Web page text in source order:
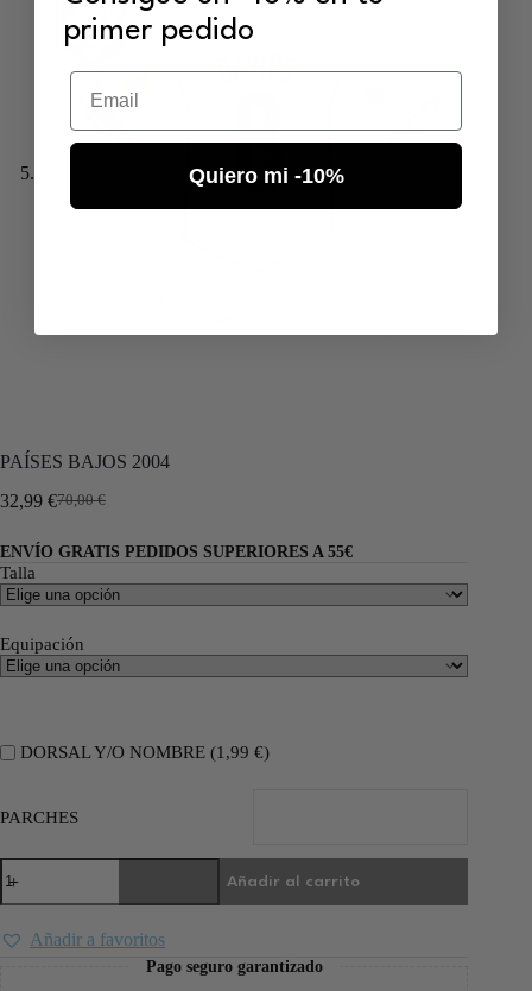
PAÍSES BAJOS 2004
70,00€
32,99 €
ENVÍO GRATIS PEDIDOS SUPERIORES A 55€
Talla
Equipación
DORSAL Y/O NOMBRE (1,99 €)
PARCHES
Añadir al carrito
Añadir a favoritos
Pago seguro garantizado
primer pedido
Email
Quiero mi -10%